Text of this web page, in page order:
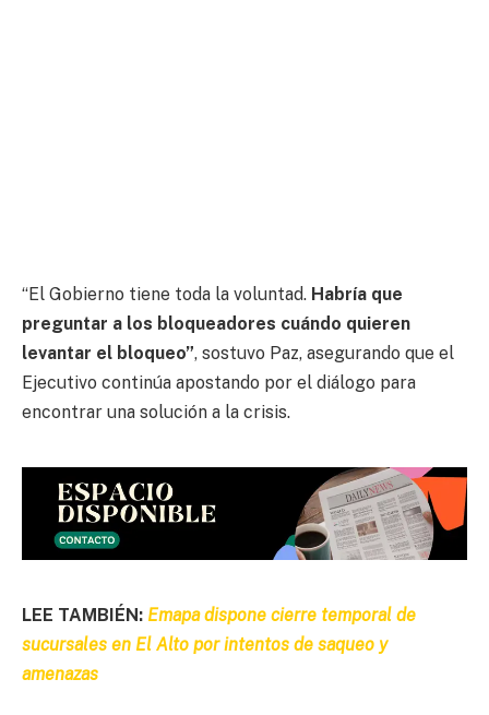
“El Gobierno tiene toda la voluntad. Habría que
preguntar a los bloqueadores cuándo quieren
levantar el bloqueo”, sostuvo Paz, asegurando que el
Ejecutivo continúa apostando por el diálogo para
encontrar una solución a la crisis.
LEE TAMBIÉN: Emapa dispone cierre temporal de
sucursales en El Alto por intentos de saqueo y
amenazas